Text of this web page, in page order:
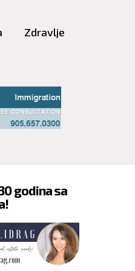
Zdravlje
godina sa